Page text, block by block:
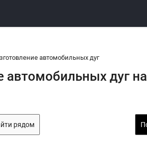
автомобильных дуг
автомобильных дуг
рядом